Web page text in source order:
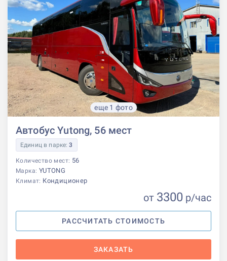
еще 1 фото
Автобус Yutong, 56 мест
Единиц в парке:3
Количество мест: 56
Марка: YUTONG
Климат: Кондиционер
от 3300 р/час
РАССЧИТАТЬ СТОИМОСТЬ
ЗАКАЗАТЬ